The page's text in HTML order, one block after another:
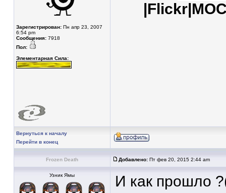
Зарегистрирован: Пн апр 23, 2007
6:54 pm
Сообщения: 7918
Пол:
Элементарная Сила:
|Flickr|
Вернуться к началу
Перейти в конец
Frozen Death Добавлено: Пт фев 20, 2015 2:44 am
Узник Ямы И как прошло